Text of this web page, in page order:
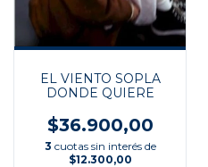
EL VIENTO SOPLA
DONDE QUIERE
$36.900,00
3 cuotas sin interés de
$12.300,00